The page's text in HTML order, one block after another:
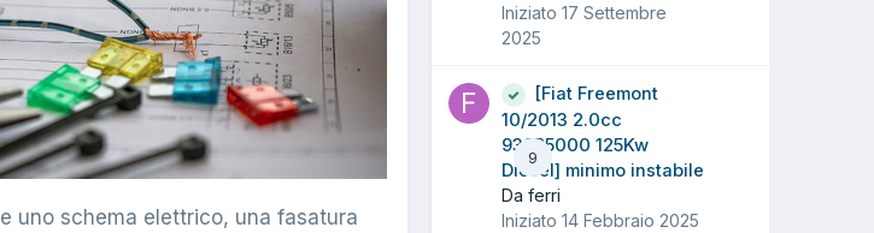
uno schema elettrico, una fasatura
Iniziato 17 Settembre
2025
9
[Fiat Freemont
10/2013 2.0cc
939B5000 125Kw
Diesel] minimo instabile
Da ferri
Iniziato 14 Febbraio 2025